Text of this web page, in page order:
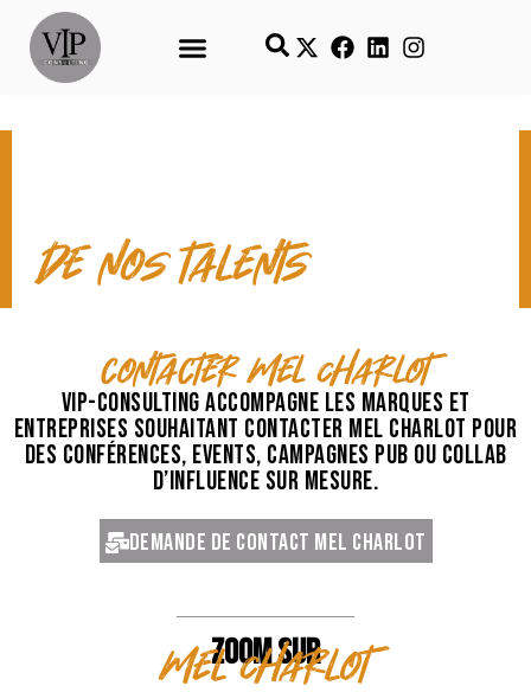
CONTACT & TEMPS FORTS
de nos talents
contacter Mel Charlot
VIP-Consulting accompagne les marques et
entreprises souhaitant contacter Mel Charlot pour
des conférences, events, campagnes pub ou collab
d’influence sur mesure.
Demande de contact Mel Charlot
ZOOM SUR
Mel Charlot